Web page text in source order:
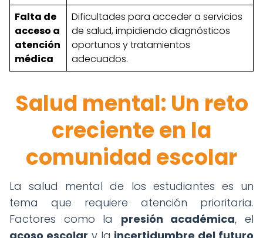
Falta de
acceso a
atención
médica
Dificultades para acceder a servicios
de salud, impidiendo diagnósticos
oportunos y tratamientos
adecuados.
Salud mental: Un reto
creciente en la
comunidad escolar
La salud mental de los estudiantes es un
tema que requiere atención prioritaria.
Factores como la presión académica, el